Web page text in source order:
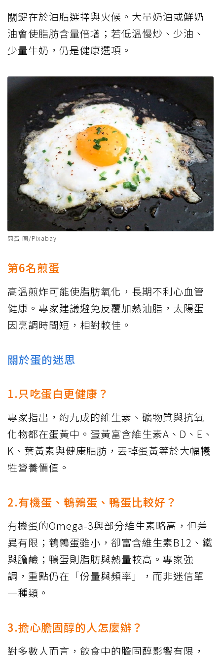
關鍵在於油脂選擇與火候。大量奶油或鮮奶
油會使脂肪含量倍增；若低溫慢炒、少油、
少量牛奶，仍是健康選項。
煎蛋 圖/Pixabay
第6名煎蛋
高溫煎炸可能使脂肪氧化，長期不利心血管
健康。專家建議避免反覆加熱油脂，太陽蛋
因烹調時間短，相對較佳。
關於蛋的迷思
1.只吃蛋白更健康？
專家指出，約九成的維生素、礦物質與抗氧
化物都在蛋黃中。蛋黃富含維生素A、D、E、
K、葉黃素與健康脂肪，丟掉蛋黃等於大幅犧
牲營養價值。
2.有機蛋、鵪鶉蛋、鴨蛋比較好？
有機蛋的Omega-3與部分維生素略高，但差
異有限；鵪鶉蛋雖小，卻富含維生素B12、鐵
與膽鹼；鴨蛋則脂肪與熱量較高。專家強
調，重點仍在「份量與頻率」，而非迷信單
一種類。
3.擔心膽固醇的人怎麼辦？
對多數人而言，飲食中的膽固醇影響有限，